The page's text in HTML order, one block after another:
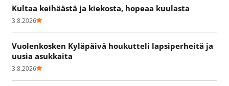
Kultaa keihäästä ja kiekosta, hopeaa kuulasta
3.8.2026
Vuolenkosken Kyläpäivä houkutteli lapsiperheitä ja
uusia asukkaita
3.8.2026